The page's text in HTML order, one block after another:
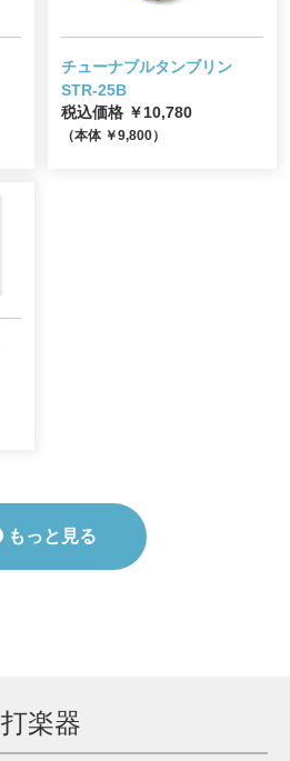
チューナブルタンブリン
STR-25B
税込価格 ￥10,780
（本体 ￥9,800）
もっと見る
打楽器